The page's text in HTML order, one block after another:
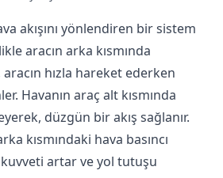
akışını yönlendiren bir sistem
aracın arka kısmında
hızla hareket ederken
Havanın araç alt kısmında
düzgün bir akış sağlanır.
kısmındaki hava basıncı
kuvveti artar ve yol tutuşu